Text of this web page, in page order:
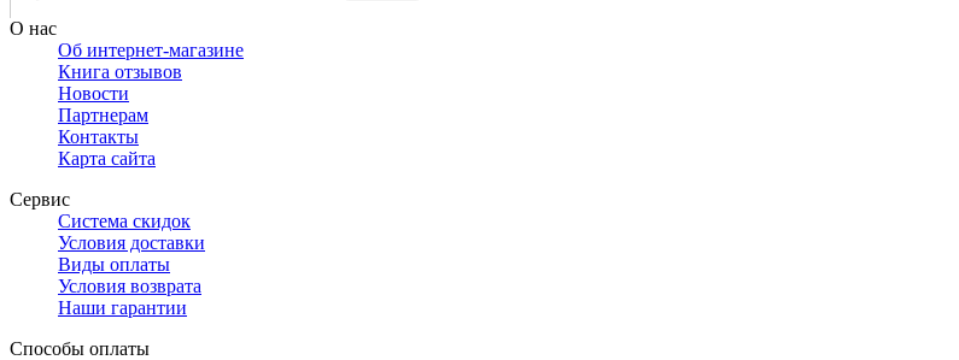
О нас
Об интернет-магазине
Книга отзывов
Новости
Партнерам
Контакты
Карта сайта
Сервис
Система скидок
Условия доставки
Виды оплаты
Условия возврата
Наши гарантии
Способы оплаты